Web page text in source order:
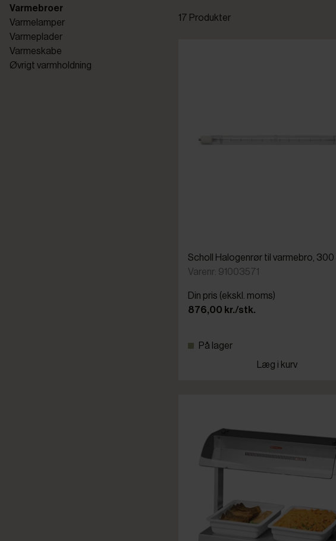
Varmebroer
Varmelamper
Varmeplader
Varmeskabe
Øvrigt varmholdning
17 Produkter
Scholl Halogenrør til varmebro,
Varenr: 91003571
Din pris (ekskl. moms)
876,00 kr./stk.
På lager
Læg i kurv